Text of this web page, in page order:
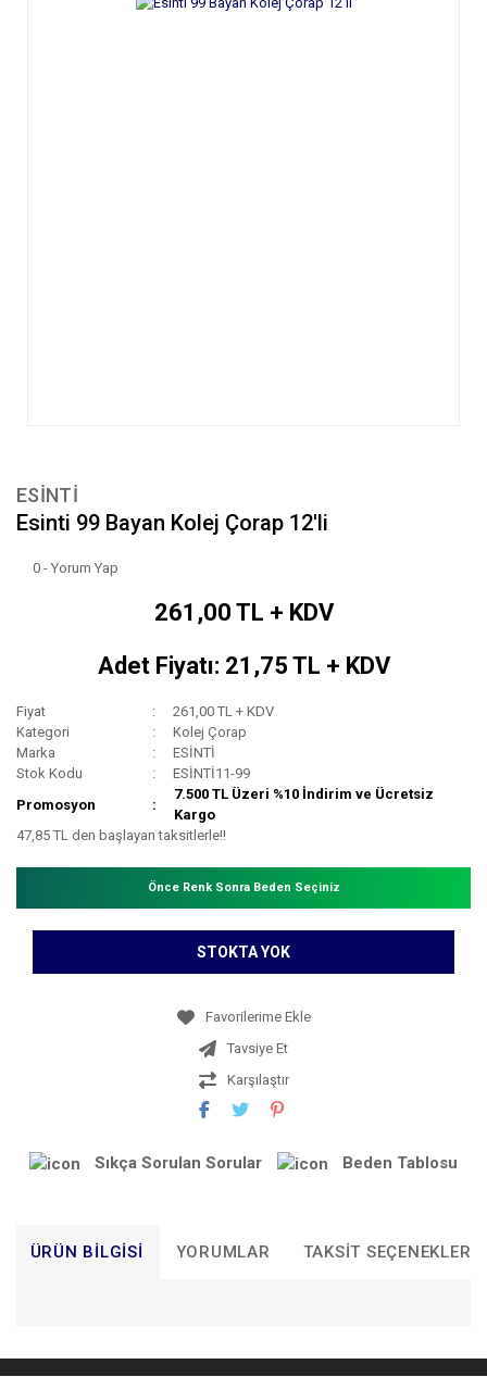
ESİNTİ
Esinti 99 Bayan Kolej Çorap 12'li
0 - Yorum Yap
261,00 TL + KDV
Adet Fiyatı: 21,75 TL + KDV
Fiyat
261,00 TL + KDV
Kategori
Kolej Çorap
Marka
ESİNTİ
Stok Kodu
ESİNTİ11-99
Promosyon
7.500 TL Üzeri %10 İndirim ve Ücretsiz
Kargo
47,85 TL den başlayan taksitlerle!!
Önce Renk Sonra Beden Seçiniz
STOKTA YOK
Tavsiye Et
Karşılaştır
Sıkça Sorulan Sorular Beden Tablosu
ÜRÜN BILGISI YORUMLAR TAKSIT SEÇENEKLERI
Bu ürünün fiyat bilgisi, resim, ürün açıklamalarında ve diğer